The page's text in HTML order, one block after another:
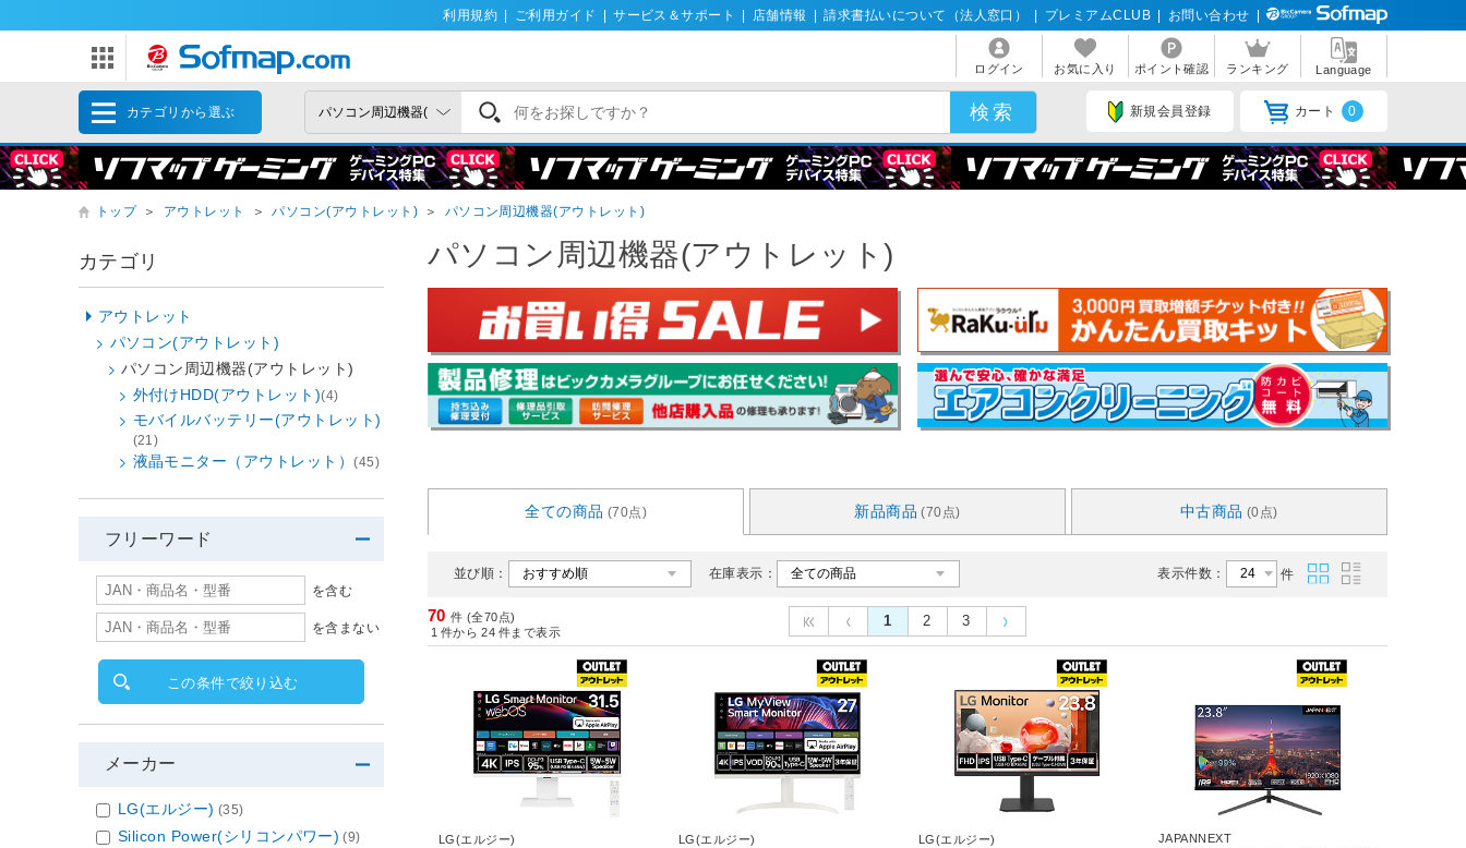
利用規約 ご利用ガイド サービス＆サポート 店舗情報 請求書払いについて（法人窓口） プレミアムCLUB お問い合わせ
ログイン お気に入り ポイント確認 ランキング Language
カテゴリから選ぶ 新規会員登録 カート 0
トップ ＞ アウトレット ＞ パソコン(アウトレット) ＞ パソコン周辺機器(アウトレット)
パソコン周辺機器(アウトレット)
全ての商品 (70点) 新品商品 (70点) 中古商品 (0点)
並び順： 在庫表示： 表示件数： 件
70 件 (全70点)
1 件から 24 件まで表示
1 2 3
LG(エルジー) LG(エルジー) LG(エルジー) JAPANNEXT
カテゴリ
アウトレット
パソコン(アウトレット)
パソコン周辺機器(アウトレット)
外付けHDD(アウトレット)(4)
モバイルバッテリー(アウトレット)
(21)
液晶モニター（アウトレット）(45)
フリーワード
を含む
を含まない
この条件で絞り込む
メーカー
LG(エルジー) (35)
Silicon Power(シリコンパワー) (9)